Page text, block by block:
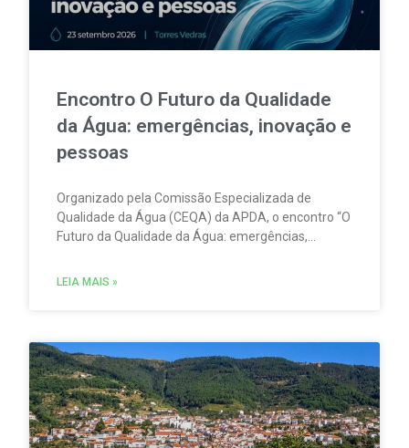
Encontro O Futuro da Qualidade
da Água: emergências, inovação e
pessoas
Organizado pela Comissão Especializada de
Qualidade da Água (CEQA) da APDA, o encontro “O
Futuro da Qualidade da Água: emergências,
de Serviços e Comércio do Oeste, em Torres
LEIA MAIS »